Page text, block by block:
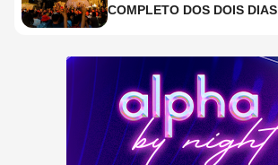
COMPLETO DOS DOIS DIAS